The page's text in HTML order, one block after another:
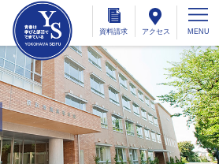
資料請求 アクセス